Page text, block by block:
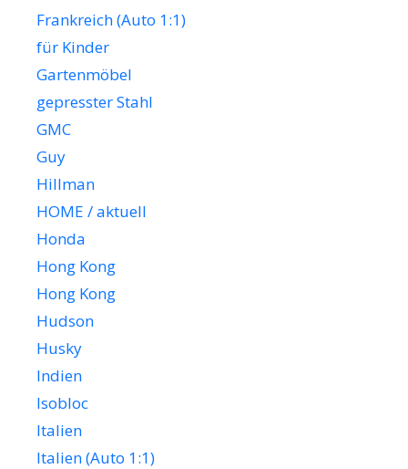
Frankreich (Auto 1:1)
für Kinder
Gartenmöbel
gepresster Stahl
GMC
Guy
Hillman
HOME / aktuell
Honda
Hong Kong
Hong Kong
Hudson
Husky
Indien
Isobloc
Italien
Italien (Auto 1:1)